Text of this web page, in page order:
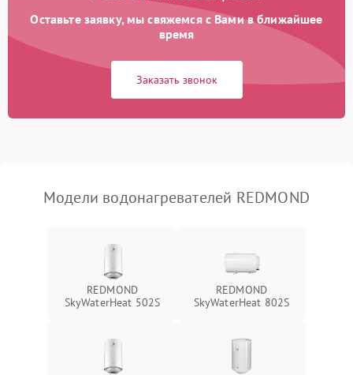
Оставьте заявку, мы свяжемся с Вами в ближайшее
время
Заказать звонок
Модели водонагревателей REDMOND
REDMOND
SkyWaterHeat 502S
REDMOND
SkyWaterHeat 802S